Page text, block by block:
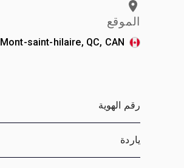
الموقع
Mont-saint-hilaire, QC, CAN
رقم الهوية
ياردة